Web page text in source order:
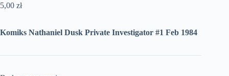
5,00 zł
Komiks Nathaniel Dusk Private Investigator #1 Feb 1984